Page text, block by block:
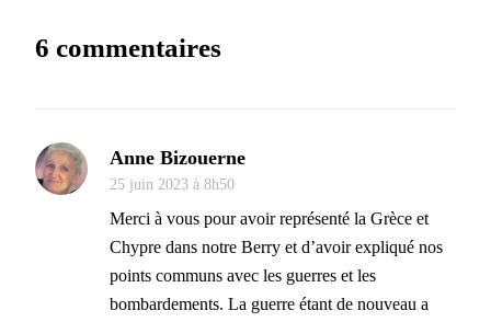
6 commentaires
Anne Bizouerne
25 juin 2023 à 8h50
Merci à vous pour avoir représenté la Grèce et
Chypre dans notre Berry et d’avoir expliqué nos
points communs avec les guerres et les
bombardements. La guerre étant de nouveau a